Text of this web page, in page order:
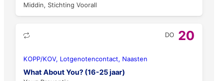
Middin, Stichting Voorall
DO 20
KOPP/KOV, Lotgenotencontact, Naasten
What About You? (16-25 jaar)